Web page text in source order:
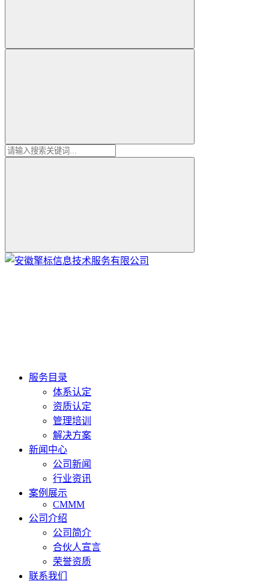
服务目录
体系认定
资质认定
管理培训
解决方案
新闻中心
公司新闻
行业资讯
案例展示
CMMM
公司介绍
公司简介
合伙人宣言
荣誉资质
联系我们